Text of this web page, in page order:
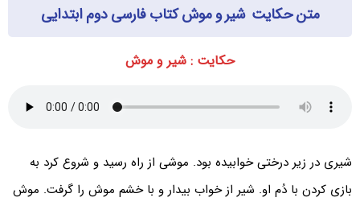
متن حکایت شیر و موش کتاب فارسی دوم ابتدایی
حکایت : شیر و موش
شیری در زیر درختی خوابیده بود. موشی از راه رسید و شروع کرد به
بازی کردن با دُم او. شیر از خواب بیدار و با خشم موش را گرفت. موش